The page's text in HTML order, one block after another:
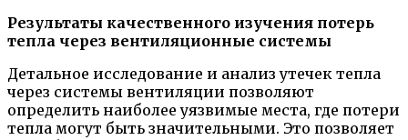
Результаты качественного изучения потерь
тепла через вентиляционные системы
Детальное исследование и анализ утечек тепла
через системы вентиляции позволяют
определить наиболее уязвимые места, где потери
тепла могут быть значительными. Это позволяет